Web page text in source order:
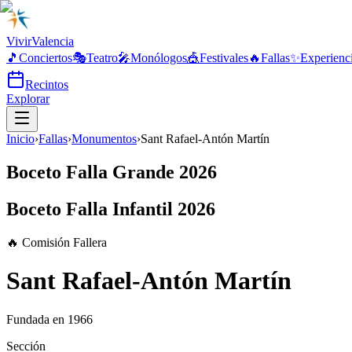
VivirValencia
🎵 Conciertos🎭Teatro🎤Monólogos🎪Festivales🔥Fallas✨
Recintos
Explorar
Inicio›Fallas›Monumentos›Sant Rafael-Antón Martín
Boceto Falla Grande 2026
Boceto Falla Infantil 2026
🔥 Comisión Fallera
Sant Rafael-Antón Martín
Fundada en 1966
Sección